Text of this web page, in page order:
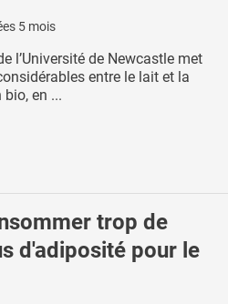
5 mois
l’Université de Newcastle met
entre le lait et la
en ...
trop de
d'adiposité pour le